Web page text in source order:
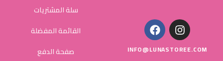
INFO@LUNASTOREE.COM
سلة المشتريات
القائمة المفضلة
صفحة الدفع